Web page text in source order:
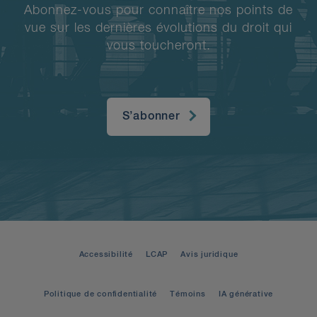
Abonnez-vous pour connaître nos points de
vue sur les dernières évolutions du droit qui
vous toucheront.
S’abonner
Accessibilité LCAP Avis juridique
Politique de confidentialité Témoins IA générative